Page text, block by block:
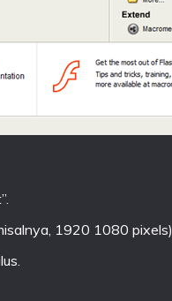
1920 1080 pixels).